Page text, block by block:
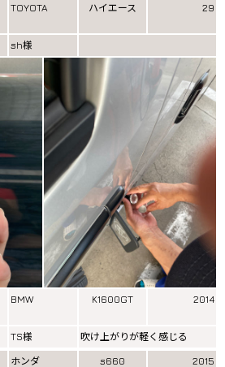
TOYOTA ハイエース 29
sh様
BMW K1600GT 2014
TS様
吹け上がりが軽く感じる
ホンダ s660 2015